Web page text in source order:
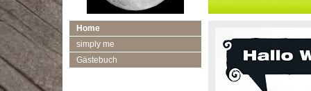
Home
simply me
Gästebuch